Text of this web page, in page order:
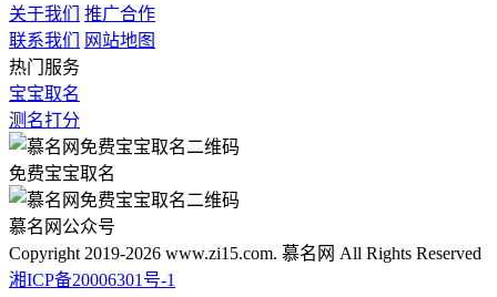
关于我们
推广合作
联系我们
网站地图
热门服务
宝宝取名
测名打分
免费宝宝取名
慕名网公众号
Copyright 2019-2026 www.zi15.com. 慕名网 All Rights Reserved
湘ICP备20006301号-1